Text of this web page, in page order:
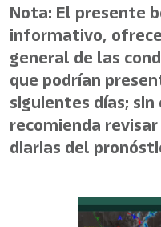
Nota: El presente
informativo,
general de las
que podrían
siguientes días; sin
recomienda
diarias del